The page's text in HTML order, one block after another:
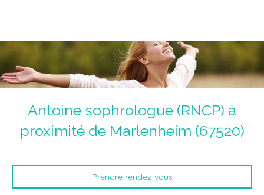
Antoine sophrologue (RNCP) à
proximité de Marlenheim (67520)
Prendre rendez-vous